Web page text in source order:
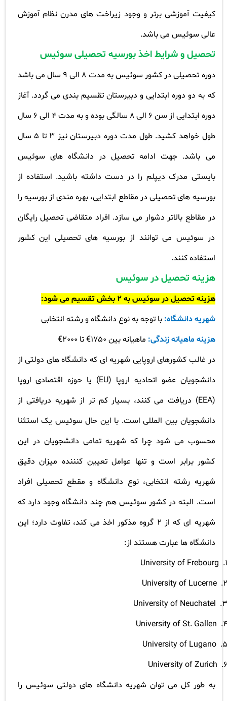
کیفیت آموزشی برتر و وجود زیراخت های مدرن نظام آموزش
عالی سوئیس می باشد.
تحصیل و شرایط اخذ بورسیه تحصیلی سوئیس
دوره تحصیلی در کشور سوئیس به مدت 8 الی 9 سال می باشد
که به دو دوره ابتدایی و دبیرستان تقسیم بندی می گردد. آغاز
دوره ابتدایی از سن 6 الی 8 سالگی بوده و به مدت 4 الی 6 سال
طول خواهد کشید. طول مدت دوره دبیرستان نیز 3 تا 5 سال
می باشد. جهت ادامه تحصیل در دانشگاه های سوئیس
بایستی مدرک دیپلم را در دست داشته باشید. استفاده از
بورسیه های تحصیلی در مقاطع ابتدایی، بهره مندی از بورسیه را
در مقاطع بالاتر دشوار می سازد. افراد متقاضی تحصیل رایگان
در سوئیس می توانند از بورسیه های تحصیلی این کشور
استفاده کنند.
هزینه تحصیل در سوئیس
هزینه تحصیل در سوئیس به 2 بخش تقسیم می شود
:
شهریه دانشگاه: با توجه به نوع دانشگاه و رشته انتخابی
هزینه ماهیانه زندگی: ماهیانه بین 1750€ تا 2000€
در غالب کشورهای اروپایی شهریه ای که دانشگاه های دولتی از
دانشجویان عضو اتحادیه اروپا (EU)
یا حوزه اقتصادی اروپا
(EEA)
دریافت می کنند، بسیار کم تر از شهریه دریافتی از
دانشجویان بین المللی است. با این حال سوئیس یک استثنا
محسوب می شود چرا که شهریه تمامی دانشجویان در این
کشور برابر است و تنها عوامل تعیین کنننده میزان دقیق
شهریه رشته انتخابی، نوع دانشگاه و مقطع تحصیلی افراد
است. البته در کشور سوئیس هم چند دانشگاه وجود دارد که
شهریه ای که از 2 گروه مذکور اخذ می کند، تفاوت دارد؛ این
دانشگاه ها عبارت هستند از:
1.
University of Frebourg
2.
University of Lucerne
3.
University of Neuchatel
4.
University of St. Gallen
5.
University of Lugano
6.
University of Zurich
به طور کل می توان شهریه دانشگاه های دولتی سوئیس را